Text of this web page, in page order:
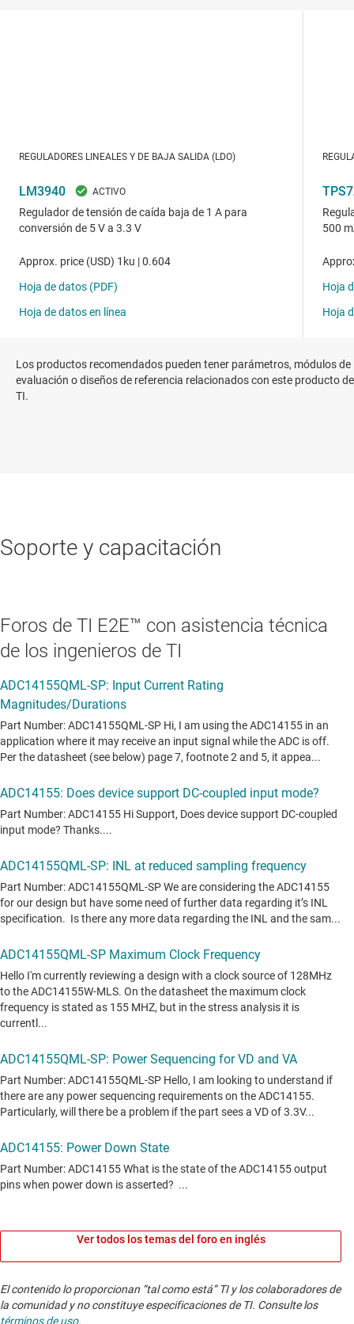
Los productos recomendados pueden tener parámetros, módulos de
evaluación o diseños de referencia relacionados con este producto de
TI.
Soporte y capacitación
Foros de TI E2E™ con asistencia técnica
de los ingenieros de TI
Ver todos los temas del foro en inglés
El contenido lo proporcionan “tal como está” TI y los colaboradores de
la comunidad y no constituye especificaciones de TI. Consulte los
términos de uso.